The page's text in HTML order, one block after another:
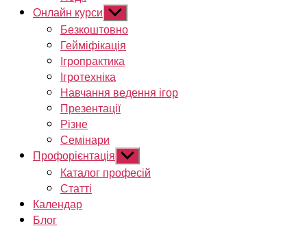
Онлайн курси Показати
підменю
Безкоштовно
Гейміфікація
Ігропрактика
Ігротехніка
Навчання ведення ігор
Презентації
Різне
Семінари
Профорієнтація Показати
підменю
Каталог професій
Статті
Календар
Блог